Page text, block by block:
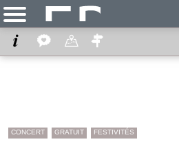
CONCERT GRATUIT FESTIVITÉS